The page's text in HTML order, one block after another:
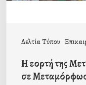
Δελτία Τύπου
Η εορτή της
σε